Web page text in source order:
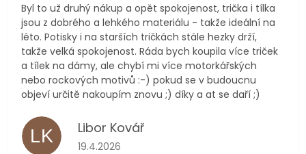
Byl to už druhý nákup a opět spokojenost, trička i tílka
jsou z dobrého a lehkého materiálu - takže ideální na
léto. Potisky i na starších tričkách stále hezky drží,
takže velká spokojenost. Ráda bych koupila více triček
a tílek na dámy, ale chybí mi více motorkářských
nebo rockových motivů :-) pokud se v budoucnu
objeví určitě nakoupím znovu ;) díky a at se daří ;)
LK Libor Kovář
Hodnocení obchodu je 5 z 5 hvězdiček.
19.4.2026